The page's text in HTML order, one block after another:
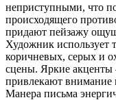
неприступными, что
происходящего
придают пейзажу
Художник использует
коричневых, серых и
сцены. Яркие
привлекают
Манера письма